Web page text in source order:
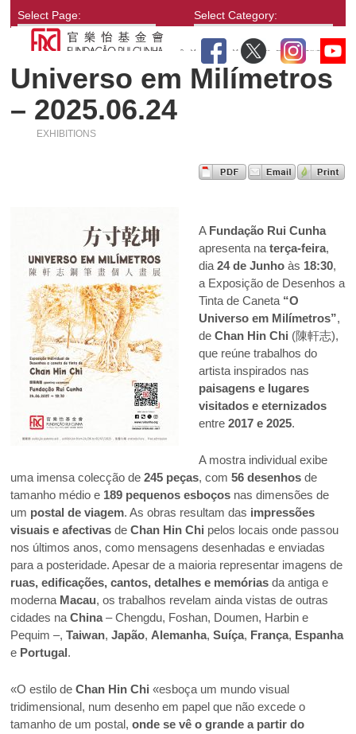
Select Page: Select Category:
Universo em Milímetros
– 2025.06.24
EXHIBITIONS
A Fundação Rui Cunha
apresenta na terça-feira,
dia 24 de Junhoàs 18:30,
a Exposição de Desenhos a
Tinta de Caneta “O
Universo em Milímetros”,
de Chan Hin Chi (陳軒志),
que reúne trabalhos do
artista inspirados nas
paisagens e lugares
visitados e eternizados
entre 2017 e 2025.
A mostra individual exibe
uma imensa colecção de245 peças, com56 desenhos de
tamanho médio e 189 pequenos esboços nas dimensões de
um postal de viagem. As obras resultam das impressões
visuais e afectivas deChan Hin Chi pelos locais onde passou
nos últimos anos, como mensagens desenhadas e enviadas
para a posteridade. Apesar de a maioria representar imagens de
ruas, edificações, cantos, detalhes e memórias da antiga e
moderna Macau, os trabalhos revelam ainda vistas de outras
cidades naChina– Chengdu, Foshan, Doumen, Harbin e
Pequim –,Taiwan,Japão, Alemanha,Suíça, França, Espanha
e Portugal.
«O estilo deChan Hin Chi «esboça um mundo visual
tridimensional, num desenho em papel que não excede o
tamanho de um postal,onde se vê o grande a partir do